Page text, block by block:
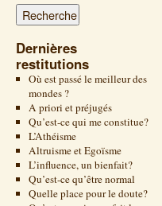
Dernières
restitutions
Où est passé le meilleur des
mondes ?
A priori et préjugés
Qu’est-ce qui me constitue?
L’Athéisme
Altruisme et Egoïsme
L’influence, un bienfait?
Qu’est-ce qu’être normal
Quelle place pour le doute?